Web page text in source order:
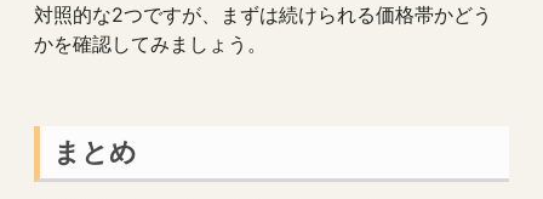
対照的な2つですが、まずは続けられる価格帯かどう
かを確認してみましょう。
まとめ